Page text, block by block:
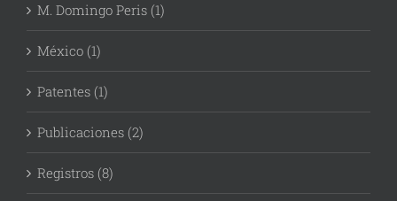
M. Domingo Peris (1)
México (1)
Patentes (1)
Publicaciones (2)
Registros (8)